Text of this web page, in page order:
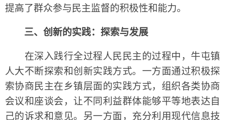
提高了群众参与民主监督的积极性和能力。
三、创新的实践：探索与发展
在深入践行全过程人民民主的过程中，牛屯镇
人大不断探索和创新实践方式。一方面通过积极探
索协商民主在乡镇层面的实践方式，组织各类协商
会议和座谈会，让不同利益群体能够平等地表达自
己的诉求和意见。另一方面，充分利用现代信息技